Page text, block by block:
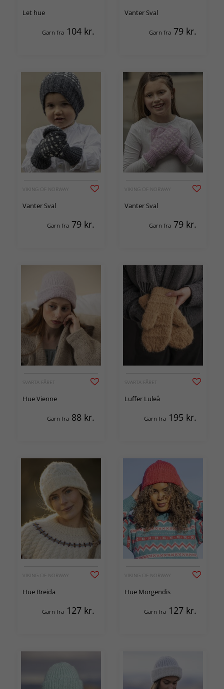
Let hue
Garn fra 104 kr.
Vanter Sval
Garn fra 79 kr.
VIKING OF NORWAY
Vanter Sval
Garn fra 79 kr.
VIKING OF NORWAY
Vanter Sval
Garn fra 79 kr.
SVARTA FÅRET
Hue Vienne
Garn fra 88 kr.
SVARTA FÅRET
Luffer Luleå
Garn fra 195 kr.
VIKING OF NORWAY
Hue Breida
Garn fra 127 kr.
VIKING OF NORWAY
Hue Morgendis
Garn fra 127 kr.